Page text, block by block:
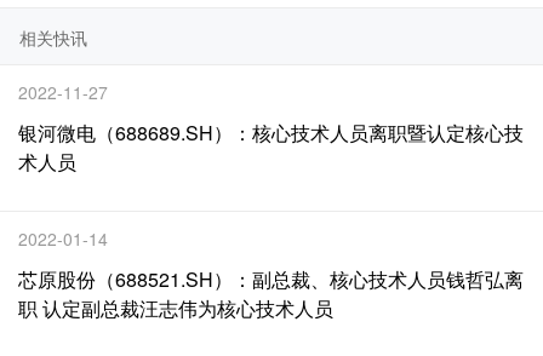
相关快讯
2022-11-27
银河微电（688689.SH）：核心技术人员离职暨认定核心技
术人员
2022-01-14
芯原股份（688521.SH）：副总裁、核心技术人员钱哲弘离
职 认定副总裁汪志伟为核心技术人员